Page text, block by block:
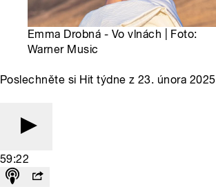
Emma Drobná - Vo vlnách | Foto:
Warner Music
Poslechněte si Hit týdne z 23. února 2025
59:22